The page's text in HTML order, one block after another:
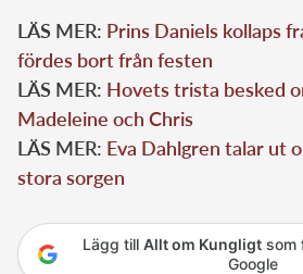
LÄS MER: Prins Daniels kollaps
fördes bort från festen
LÄS MER: Hovets trista besked
Madeleine och Chris
LÄS MER: Eva Dahlgren talar ut
stora sorgen
Lägg till Allt om Kungligtsom
Google